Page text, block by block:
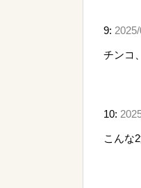
9:
チンコ
10:
こんな